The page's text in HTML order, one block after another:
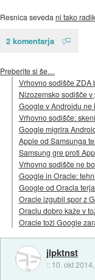
Resnica seveda ni tako
2 komentarja
Preberite si še…
Vrhovno sodišče ZDA
Nizozemsko sodišče
Google v Androidu ne
Vrhovno sodišče:
Google migrira
Apple od Samsunga
Samsung gre proti
Vrhovno sodišče ne
Google in Oracle:
Google od Oracla
Oracle izgubil spor z
Oraclu dobro kaže v
Oracle toži Google
jlpktnst
:: 10. okt